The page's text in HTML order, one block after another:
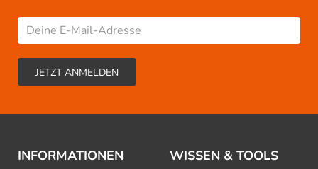
INFORMATIONEN WISSEN & TOOLS